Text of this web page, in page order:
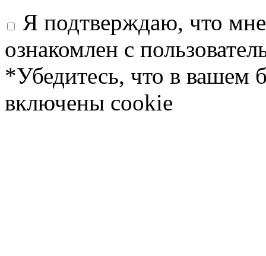
Я подтверждаю, что
ознакомлен с
*Убедитесь, что в вашем
включены cookie